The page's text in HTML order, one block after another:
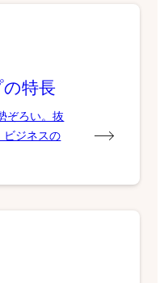
特長
ぞろい。抜
ビジネスの